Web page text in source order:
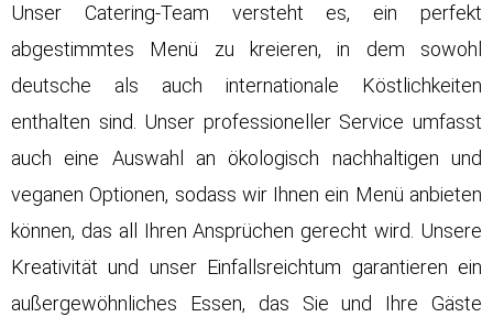
Unser Catering-Team versteht es, ein perfekt
abgestimmtes Menü zu kreieren, in dem sowohl
deutsche als auch internationale Köstlichkeiten
enthalten sind. Unser professioneller Service umfasst
auch eine Auswahl an ökologisch nachhaltigen und
veganen Optionen, sodass wir Ihnen ein Menü anbieten
können, das all Ihren Ansprüchen gerecht wird. Unsere
Kreativität und unser Einfallsreichtum garantieren ein
außergewöhnliches Essen, das Sie und Ihre Gäste